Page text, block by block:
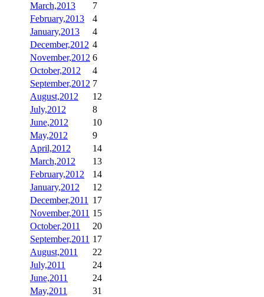
March,2013
7
February,2013
4
January,2013
4
December,2012 4
November,2012 6
October,2012
4
September,2012 7
August,2012
12
July,2012
8
June,2012
10
May,2012
9
April,2012
14
March,2012
13
February,2012
14
January,2012
12
December,2011
17
November,2011 15
October,2011
20
September,2011 17
August,2011
22
July,2011
24
June,2011
24
May,2011
31